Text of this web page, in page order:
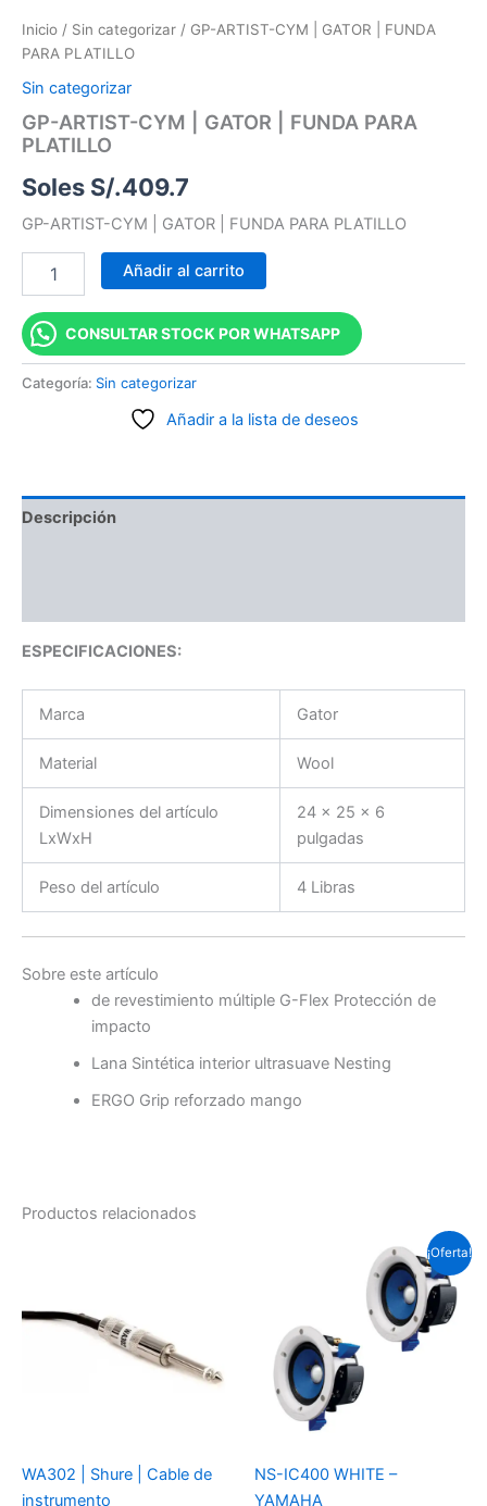
Inicio / Sin categorizar / GP-ARTIST-CYM | GATOR | FUNDA
PARA PLATILLO
Sin categorizar
GP-ARTIST-CYM | GATOR | FUNDA PARA
PLATILLO
Soles S/.409.7
GP-ARTIST-CYM | GATOR | FUNDA PARA PLATILLO
Añadir al carrito
CONSULTAR STOCK POR WHATSAPP
Categoría: Sin categorizar
Añadir a la lista de deseos
Descripción
ESPECIFICACIONES:
Marca Gator
Material Wool
Dimensiones del artículo
LxWxH
24 x 25 x 6
pulgadas
Peso del artículo 4 Libras
Sobre este artículo
de revestimiento múltiple G-Flex Protección de
impacto
Lana Sintética interior ultrasuave Nesting
ERGO Grip reforzado mango
Productos relacionados
WA302 | Shure | Cable de
instrumento
¡Oferta!
NS-IC400 WHITE –
YAMAHA
precio
original
era:
Soles
S/.517.5.
El
es: